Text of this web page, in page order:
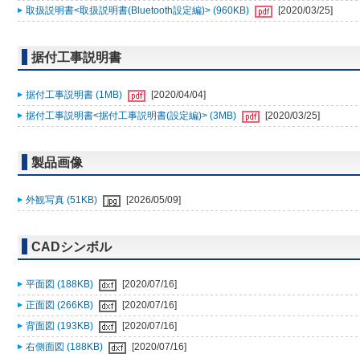
取扱説明書<取扱説明書(Bluetooth設定編)> (960KB)
[2020/03/25]
据付工事説明書
据付工事説明書 (1MB)
[2020/04/04]
据付工事説明書<据付工事説明書(設定編)> (3MB)
[2020/03/25]
製品画像
外観写真 (51KB) [2026/05/09]
CADシンボル
平面図 (188KB)
[2020/07/16]
正面図 (266KB)
[2020/07/16]
背面図 (193KB)
[2020/07/16]
右側面図 (188KB)
[2020/07/16]